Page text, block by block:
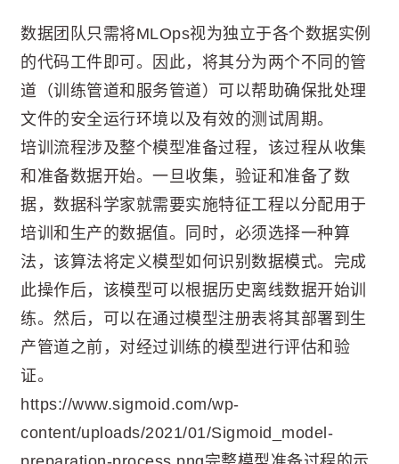
数据团队只需将MLOps视为独立于各个数据实例
的代码工件即可。因此，将其分为两个不同的管
道（训练管道和服务管道）可以帮助确保批处理
文件的安全运行环境以及有效的测试周期。
培训流程涉及整个模型准备过程，该过程从收集
和准备数据开始。一旦收集，验证和准备了数
据，数据科学家就需要实施特征工程以分配用于
培训和生产的数据值。同时，必须选择一种算
法，该算法将定义模型如何识别数据模式。完成
此操作后，该模型可以根据历史离线数据开始训
练。然后，可以在通过模型注册表将其部署到生
产管道之前，对经过训练的模型进行评估和验
证。
https://www.sigmoid.com/wp-
content/uploads/2021/01/Sigmoid_model-